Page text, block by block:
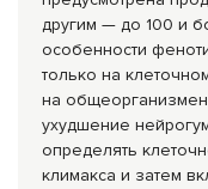
другим — до 100 и
особенности
только на
на
ухудшение
определять
климакса и затем